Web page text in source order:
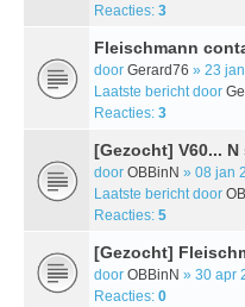
Reacties: 3
Fleischmann
door Gerard76 » 23
Laatste bericht door
Reacties: 3
[Gezocht] V60...
door OBBinN » 08 jan
Laatste bericht door
Reacties: 5
[Gezocht]
door OBBinN » 30 apr
Reacties: 0